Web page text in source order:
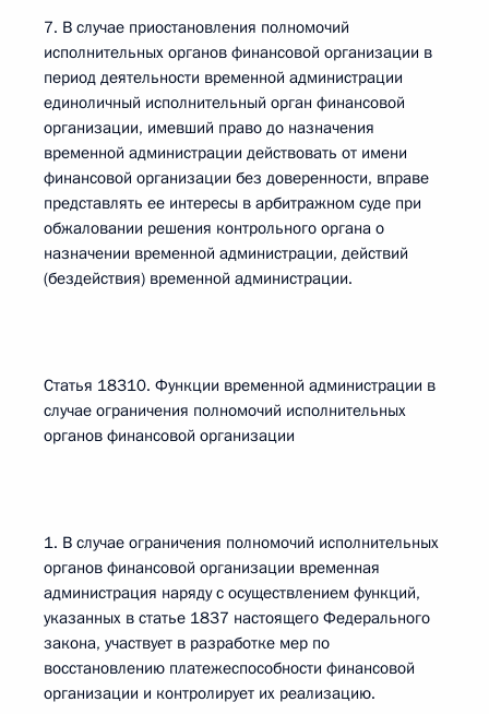
7. В случае приостановления полномочий
исполнительных органов финансовой организации в
период деятельности временной администрации
единоличный исполнительный орган финансовой
организации, имевший право до назначения
временной администрации действовать от имени
финансовой организации без доверенности, вправе
представлять ее интересы в арбитражном суде при
обжаловании решения контрольного органа о
назначении временной администрации, действий
(бездействия) временной администрации.
Статья 18310. Функции временной администрации в
случае ограничения полномочий исполнительных
органов финансовой организации
1. В случае ограничения полномочий исполнительных
органов финансовой организации временная
администрация наряду с осуществлением функций,
указанных в статье 1837 настоящего Федерального
закона, участвует в разработке мер по
восстановлению платежеспособности финансовой
организации и контролирует их реализацию.